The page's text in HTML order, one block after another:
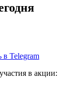
в Telegram
в акции: